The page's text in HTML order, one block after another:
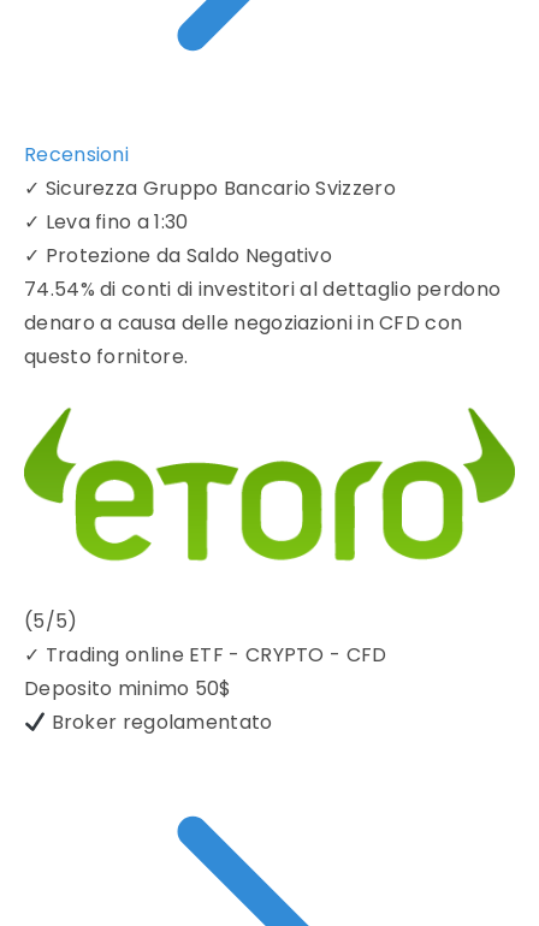
Recensioni
✓ Sicurezza Gruppo Bancario Svizzero
✓ Leva fino a 1:30
✓ Protezione da Saldo Negativo
74.54% di conti di investitori al dettaglio perdono
denaro a causa delle negoziazioni in CFD con
questo fornitore.
(5/5)
✓ Trading online ETF - CRYPTO - CFD
Deposito minimo 50$
Broker regolamentato